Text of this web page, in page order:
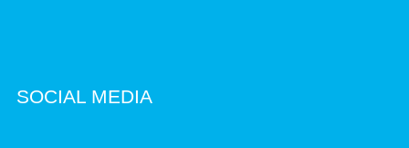
SOCIAL MEDIA